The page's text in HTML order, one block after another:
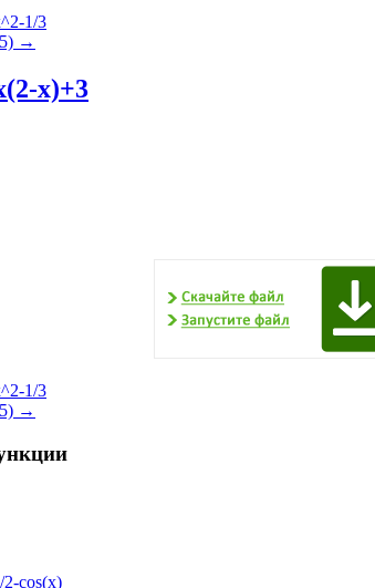
1/3
→
x)+3
1/3
→
cos(x)